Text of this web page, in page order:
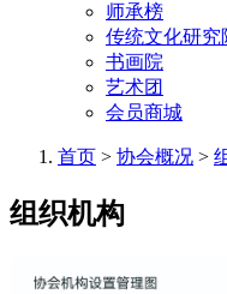
师承榜
传统文化研究
书画院
艺术团
会员商城
首页 > 协会概况 >
组织机构